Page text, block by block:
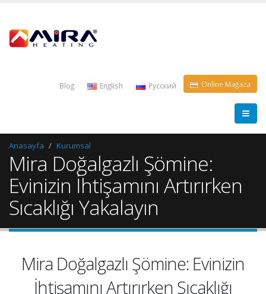
Blog English Pусский Online Mağaza
Anasayfa Kurumsal
Mira Doğalgazlı Şömine:
Evinizin İhtişamını Artırırken
Sıcaklığı Yakalayın
Mira Doğalgazlı Şömine: Evinizin
İhtişamını Artırırken Sıcaklığı